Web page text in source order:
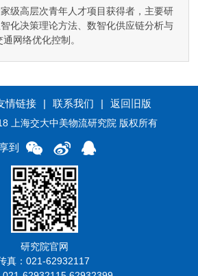
级高层次青年人才项目获得者，主要研
化决策理论方法、数智化供应链分析与
网络优化控制。
情链接 | 联系我们 | 返回旧版
上海交大中美物流研究院 版权所有
到
研究院官网
真：021-62932117